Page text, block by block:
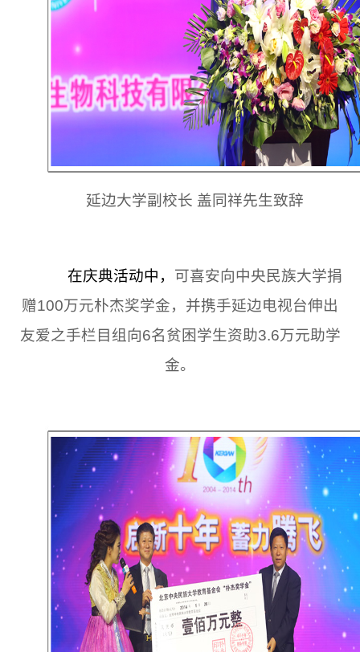
延边大学副校长 盖同祥先生致辞
在庆典活动中， 可喜安向中央民族大学捐
赠100万元朴杰奖学金，并携手延边电视台伸出
友爱之手栏目组向6名贫困学生资助3.6万元助学
金。